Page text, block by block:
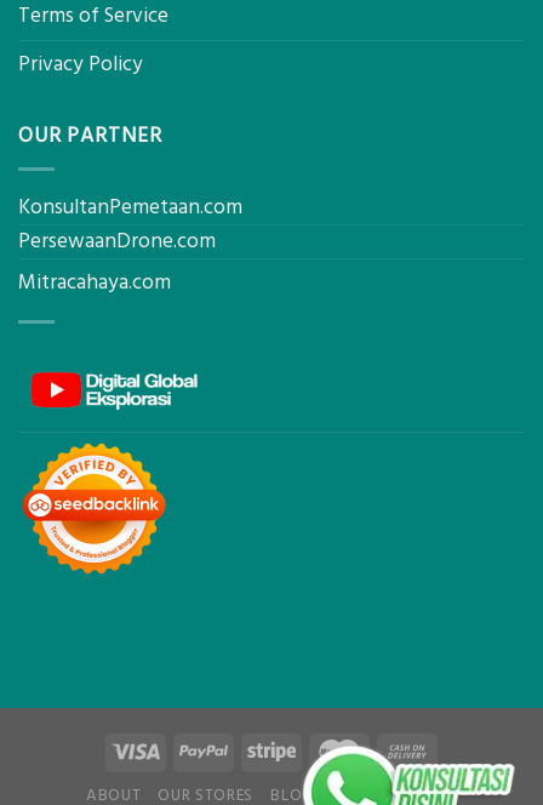
Terms of Service
Privacy Policy
OUR PARTNER
KonsultanPemetaan.com
PersewaanDrone.com
Mitracahaya.com
ABOUT OUR STORES BLOG CONTACT FAQ